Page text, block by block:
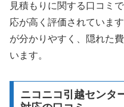
見積もりに関する口コミ
応が高く評価されていま
が分かりやすく、隠れた
います。
ニコニコ引越センタ